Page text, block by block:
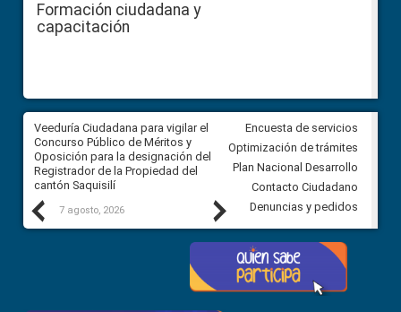
Formación ciudadana y
capacitación
Previous
Veeduría Ciudadana para vigilar el
Concurso Público de Méritos y
Oposición para la designación del
Registrador de la Propiedad del
cantón Saquisilí
7 agosto, 2026
Veeduría Ciudadana para
construcción del asfaltado de
Ballenita del cantón Santa
7 agosto, 2026
Next
Encuesta de servicios
Optimización de trámites
Plan Nacional Desarrollo
Contacto Ciudadano
Denuncias y pedidos